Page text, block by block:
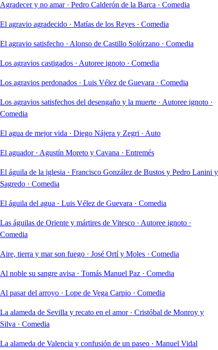
Agradecer y no amar · Pedro Calderón de la Barca · Comedia
El agravio agradecido · Matías de los Reyes · Comedia
El agravio satisfecho · Alonso de Castillo Solórzano · Comedia
Los agravios castigados · Autoree ignoto · Comedia
Los agravios perdonados · Luis Vélez de Guevara · Comedia
Los agravios satisfechos del desengaño y la muerte · Autoree ignoto ·
Comedia
El agua de mejor vida · Diego Nájera y Zegri · Auto
El aguador · Agustín Moreto y Cavana · Entremés
El águila de la iglesia · Francisco González de Bustos y Pedro Lanini y
Sagredo · Comedia
El águila del agua · Luis Vélez de Guevara · Comedia
Las águilas de Oriente y mártires de Vitesco · Autoree ignoto ·
Comedia
Aire, tierra y mar son fuego · José Ortí y Moles · Comedia
Al noble su sangre avisa · Tomás Manuel Paz · Comedia
Al pasar del arroyo · Lope de Vega Carpio · Comedia
La alameda de Sevilla y recato en el amor · Cristóbal de Monroy y
Silva · Comedia
La alameda de Valencia y confusión de un paseo · Manuel Vidal